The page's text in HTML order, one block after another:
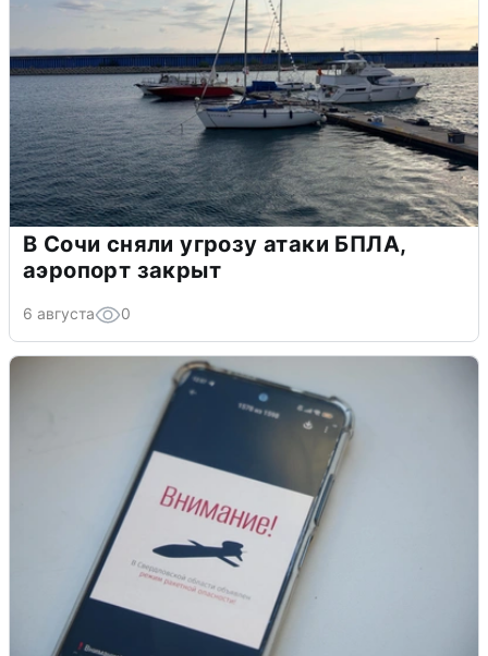
В Сочи сняли угрозу атаки БПЛА,
аэропорт закрыт
6 августа 0